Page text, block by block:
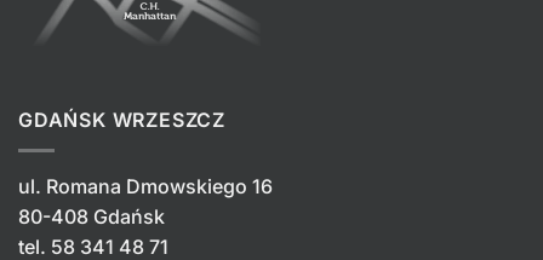
GDAŃSK WRZESZCZ
ul. Romana Dmowskiego 16
80-408 Gdańsk
tel. 58 341 48 71